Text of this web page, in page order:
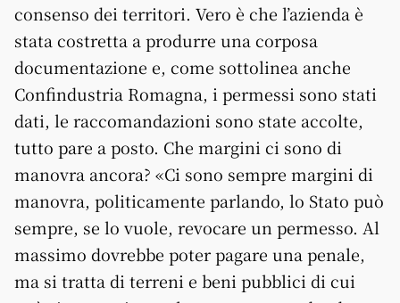
consenso dei territori. Vero è che l’azienda è
stata costretta a produrre una corposa
documentazione e, come sottolinea anche
Confindustria Romagna, i permessi sono stati
dati, le raccomandazioni sono state accolte,
tutto pare a posto. Che margini ci sono di
manovra ancora? «Ci sono sempre margini di
manovra, politicamente parlando, lo Stato può
sempre, se lo vuole, revocare un permesso. Al
massimo dovrebbe poter pagare una penale,
ma si tratta di terreni e beni pubblici di cui